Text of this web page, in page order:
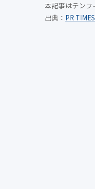
本記事はテンフ
出典： PR